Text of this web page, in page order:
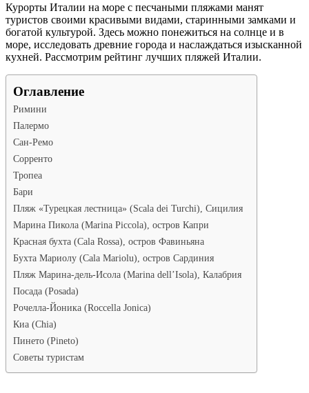
Курорты Италии на море с песчаными пляжами манят
туристов своими красивыми видами, старинными замками и
богатой культурой. Здесь можно понежиться на солнце и в
море, исследовать древние города и наслаждаться изысканной
кухней. Рассмотрим рейтинг лучших пляжей Италии.
Оглавление
Римини
Палермо
Сан-Ремо
Сорренто
Тропеа
Бари
Пляж «Турецкая лестница» (Scala dei Turchi), Сицилия
Марина Пикола (Marina Piccola), остров Капри
Красная бухта (Cala Rossa), остров Фавиньяна
Бухта Мариолу (Cala Mariolu), остров Сардиния
Пляж Марина-дель-Исола (Marina dell’Isola), Калабрия
Посада (Posada)
Рочелла-Йоника (Roccella Jonica)
Киа (Chia)
Пинето (Pineto)
Советы туристам